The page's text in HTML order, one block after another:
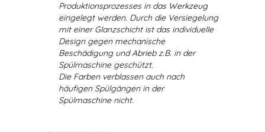
Produktionsprozesses in das Werkzeug
eingelegt werden. Durch die Versiegelung
mit einer Glanzschicht ist das individuelle
Design gegen mechanische
Beschädigung und Abrieb z.B. in der
Spülmaschine geschützt.
Die Farben verblassen auch nach
häufigen Spülgängen in der
Spülmaschine nicht.